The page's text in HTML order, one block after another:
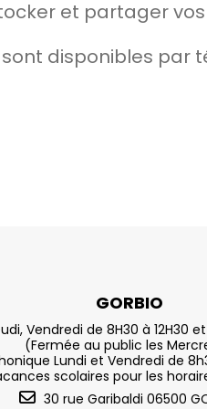
et partager
disponibles par
GORBIO
Vendredi de 8H30 à 12H30 et
(Fermée au public les
Lundi et Vendredi de
scolaires pour les
30 rue Garibaldi 06500